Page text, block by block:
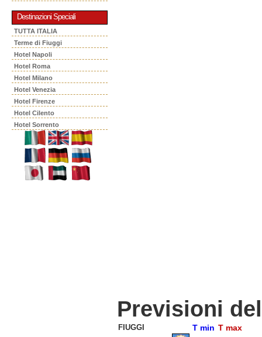
Destinazioni Speciali
TUTTA ITALIA
Terme di Fiuggi
Hotel Napoli
Hotel Roma
Hotel Milano
Hotel Venezia
Hotel Firenze
Hotel Cilento
Hotel Sorrento
Previsioni
FIUGGI T min T max